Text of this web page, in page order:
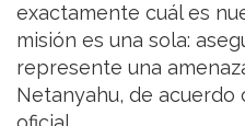
exactamente cuál es
misión es una sola:
represente una
Netanyahu, de acuerdo